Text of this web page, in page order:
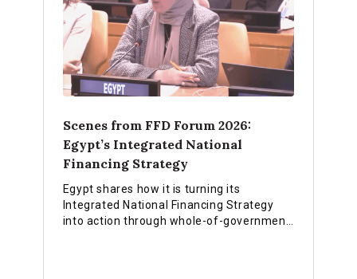
Scenes from FFD Forum 2026:
Egypt’s Integrated National
Financing Strategy
Egypt shares how it is turning its
Integrated National Financing Strategy
into action through whole-of-government